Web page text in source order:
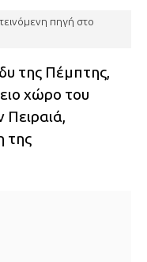
πηγή στο
της Πέμπτης,
χώρο του
Πειραιά,
της